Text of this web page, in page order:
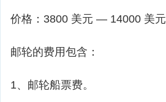
价格：3800 美元 — 14000 美元
邮轮的费用包含：
1、邮轮船票费。